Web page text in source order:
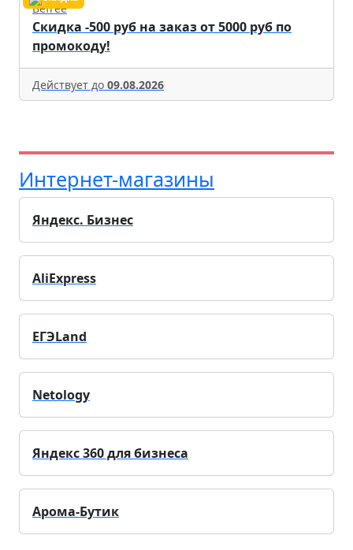
Befree
Скидка -500 руб на заказ от 5000 руб по
промокоду!
Действует до 09.08.2026
Интернет-магазины
Яндекс. Бизнес
AliExpress
ЕГЭLand
Netology
Яндекс 360 для бизнеса
Арома-Бутик